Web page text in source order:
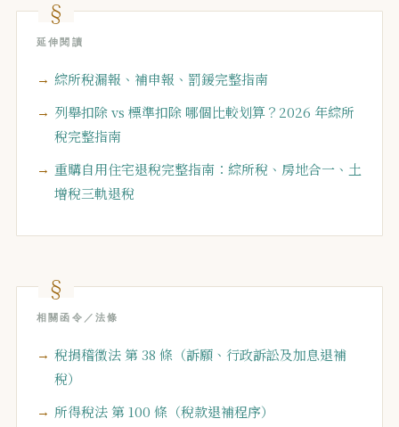
延伸閱讀
綜所稅漏報、補申報、罰鍰完整指南
列舉扣除 vs 標準扣除 哪個比較划算？2026 年綜所
稅完整指南
重購自用住宅退稅完整指南：綜所稅、房地合一、土
增稅三軌退稅
相關函令／法條
稅捐稽徵法 第 38 條（訴願、行政訴訟及加息退補
稅）
所得稅法 第 100 條（稅款退補程序）